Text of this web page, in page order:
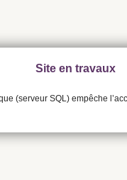
Site en travaux
(serveur SQL) empêche